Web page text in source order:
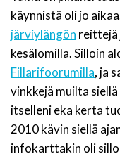
käynnistä oli jo
järviylängön reittejä
kesälomilla. Silloin
Fillarifoorumilla, ja
vinkkejä muilta
itselleni eka kerta
2010 kävin siellä
infokarttakin oli